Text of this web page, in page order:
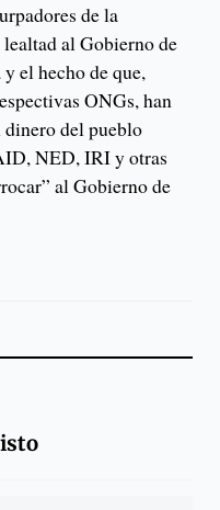
de la
al Gobierno de
el hecho de que,
ONGs, han
del pueblo
NED, IRI y otras
al Gobierno de